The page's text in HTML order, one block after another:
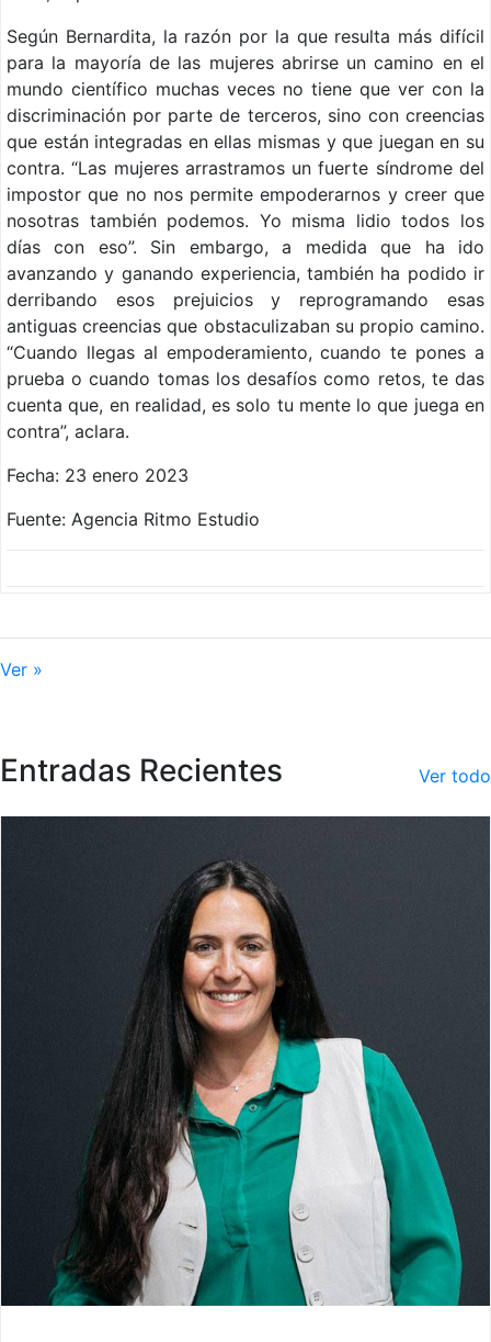
Según Bernardita, la razón por la que resulta más difícil
para la mayoría de las mujeres abrirse un camino en el
mundo científico muchas veces no tiene que ver con la
discriminación por parte de terceros, sino con creencias
que están integradas en ellas mismas y que juegan en su
contra. “Las mujeres arrastramos un fuerte síndrome del
impostor que no nos permite empoderarnos y creer que
nosotras también podemos. Yo misma lidio todos los
días con eso”. Sin embargo, a medida que ha ido
avanzando y ganando experiencia, también ha podido ir
derribando esos prejuicios y reprogramando esas
antiguas creencias que obstaculizaban su propio camino.
“Cuando llegas al empoderamiento, cuando te pones a
prueba o cuando tomas los desafíos como retos, te das
cuenta que, en realidad, es solo tu mente lo que juega en
contra”, aclara.
Fecha: 23 enero 2023
Fuente: Agencia Ritmo Estudio
Ver »
Entradas Recientes Ver todo